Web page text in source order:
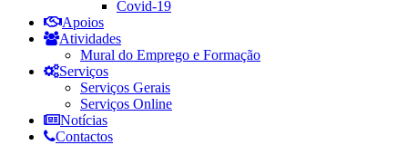
Covid-19
Apoios
Atividades
Mural do Emprego e Formação
Serviços
Serviços Gerais
Serviços Online
Notícias
Contactos